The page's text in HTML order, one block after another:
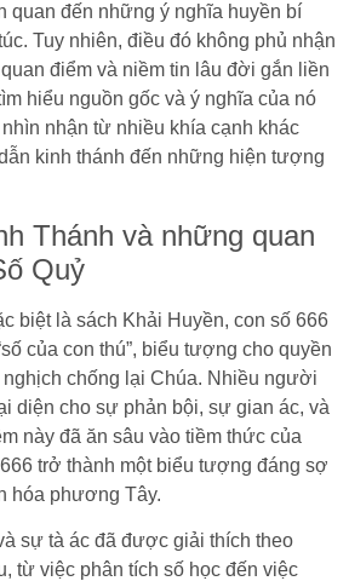
quan đến những ý nghĩa huyền bí
Tuy nhiên, điều đó không phủ nhận
điểm và niềm tin lâu đời gắn liền
hiểu nguồn gốc và ý nghĩa của nó
nhận từ nhiều khía cạnh khác
kinh thánh đến những hiện tượng
Thánh và những quan
Quỷ
biệt là sách Khải Huyền, con số 666
của con thú”, biểu tượng cho quyền
chống lại Chúa. Nhiều người
diện cho sự phản bội, sự gian ác, và
này đã ăn sâu vào tiềm thức của
trở thành một biểu tượng đáng sợ
hóa phương Tây.
sự tà ác đã được giải thích theo
từ việc phân tích số học đến việc